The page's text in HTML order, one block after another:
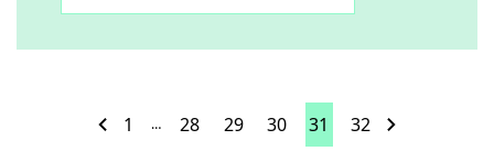
1 … 28 29 30 31 32